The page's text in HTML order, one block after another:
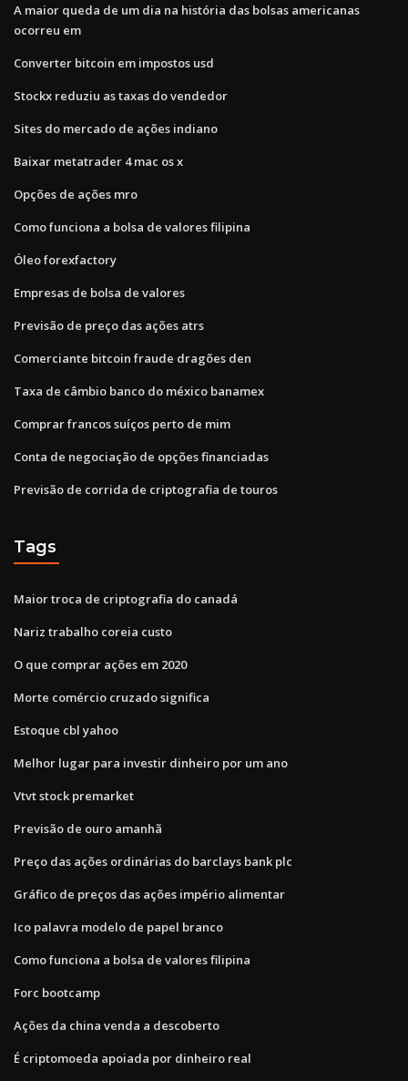
A maior queda de um dia na história das bolsas americanas
ocorreu em
Converter bitcoin em impostos usd
Stockx reduziu as taxas do vendedor
Sites do mercado de ações indiano
Baixar metatrader 4 mac os x
Opções de ações mro
Como funciona a bolsa de valores filipina
Óleo forexfactory
Empresas de bolsa de valores
Previsão de preço das ações atrs
Comerciante bitcoin fraude dragões den
Taxa de câmbio banco do méxico banamex
Comprar francos suíços perto de mim
Conta de negociação de opções financiadas
Previsão de corrida de criptografia de touros
Tags
Maior troca de criptografia do canadá
Nariz trabalho coreia custo
O que comprar ações em 2020
Morte comércio cruzado significa
Estoque cbl yahoo
Melhor lugar para investir dinheiro por um ano
Vtvt stock premarket
Previsão de ouro amanhã
Preço das ações ordinárias do barclays bank plc
Gráfico de preços das ações império alimentar
Ico palavra modelo de papel branco
Como funciona a bolsa de valores filipina
Forc bootcamp
Ações da china venda a descoberto
É criptomoeda apoiada por dinheiro real